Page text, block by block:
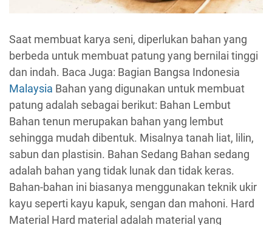
Saat membuat karya seni, diperlukan bahan yang
berbeda untuk membuat patung yang bernilai tinggi
dan indah. Baca Juga: Bagian Bangsa Indonesia
Malaysia Bahan yang digunakan untuk membuat
patung adalah sebagai berikut: Bahan Lembut
Bahan tenun merupakan bahan yang lembut
sehingga mudah dibentuk. Misalnya tanah liat, lilin,
sabun dan plastisin. Bahan Sedang Bahan sedang
adalah bahan yang tidak lunak dan tidak keras.
Bahan-bahan ini biasanya menggunakan teknik ukir
kayu seperti kayu kapuk, sengan dan mahoni. Hard
Material Hard material adalah material yang